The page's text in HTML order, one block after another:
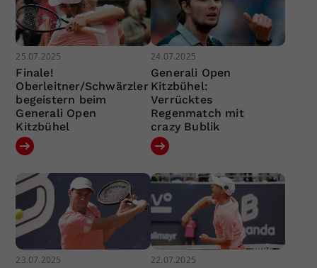
25.07.2025
Finale!
Oberleitner/Schwärzler
begeistern beim
Generali Open
Kitzbühel
24.07.2025
Generali Open
Kitzbühel:
Verrücktes
Regenmatch mit
crazy Bublik
23.07.2025 22.07.2025